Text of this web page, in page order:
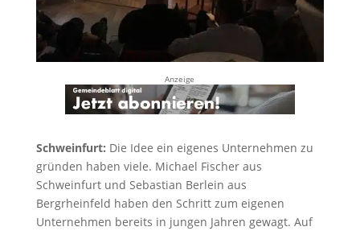
Anzeige
Schweinfurt: Die Idee ein eigenes Unternehmen zu
gründen haben viele. Michael Fischer aus
Schweinfurt und Sebastian Berlein aus
Bergrheinfeld haben den Schritt zum eigenen
Unternehmen bereits in jungen Jahren gewagt. Auf